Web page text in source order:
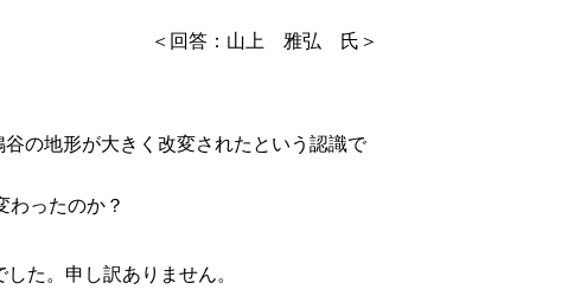
＜回答：山上 雅弘 氏＞
の地形が大きく改変されたという認識で
わったのか？
た。申し訳ありません。